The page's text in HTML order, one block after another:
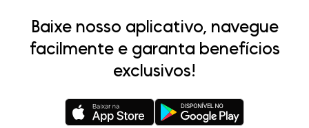
Baixe nosso aplicativo, navegue
facilmente e garanta benefícios
exclusivos!